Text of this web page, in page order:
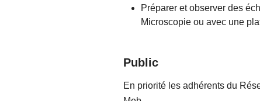
Préparer et observer des
Microscopie ou avec une
Public
En priorité les adhérents du